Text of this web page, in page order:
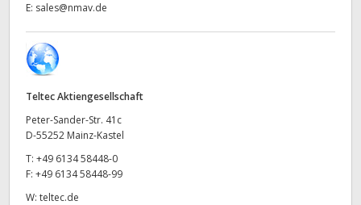
Japan
New Zealand
E: sales@nmav.de
Teltec Aktiengesellschaft
Peter-Sander-Str. 41c
D-55252 Mainz-Kastel
T: +49 6134 58448-0
F: +49 6134 58448-99
W: teltec.de